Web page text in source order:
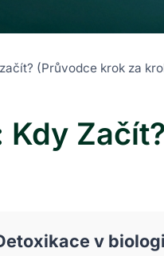
(Průvodce krok za
Kdy
v